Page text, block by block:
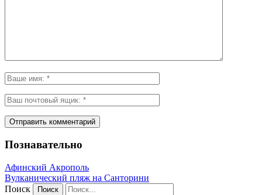
Познавательно
Афинский Акрополь
Вулканический пляж на Санторини
Поиск